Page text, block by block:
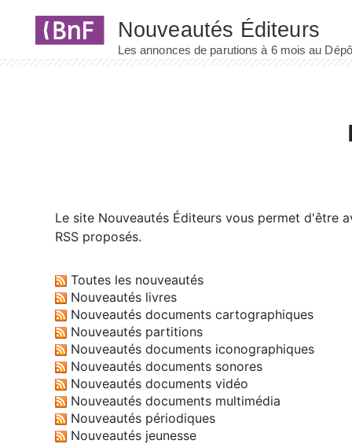
Le site Nouveautés Éditeurs vous permet d'être
RSS proposés.
Toutes les nouveautés
Nouveautés livres
Nouveautés documents cartographiques
Nouveautés partitions
Nouveautés documents iconographiques
Nouveautés documents sonores
Nouveautés documents vidéo
Nouveautés documents multimédia
Nouveautés périodiques
Nouveautés jeunesse